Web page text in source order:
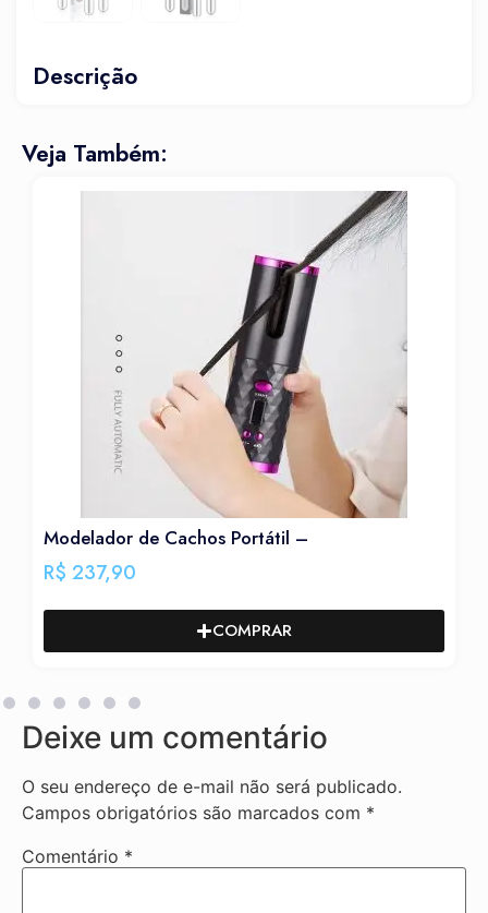
Descrição
Veja Também:
Modelador de Cachos Portátil –
R$ 237,90
COMPRAR
Deixe um comentário
O seu endereço de e-mail não será publicado.
Campos obrigatórios são marcados com *
Comentário *